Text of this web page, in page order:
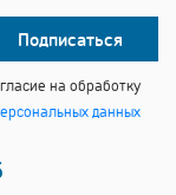
Подписаться
на обработку
данных